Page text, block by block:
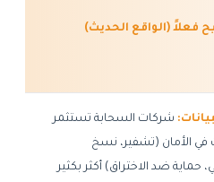
فعلاً (الواقع الحديث)
شركات السحابة تستثمر
في الأمان (تشفير، نسخ
حماية ضد الاختراق) أكثر بكثير